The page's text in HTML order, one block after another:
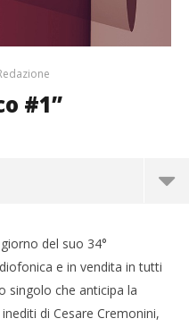
#1”
del suo 34°
e in vendita in tutti
singolo che anticipa la
di Cesare Cremonini,